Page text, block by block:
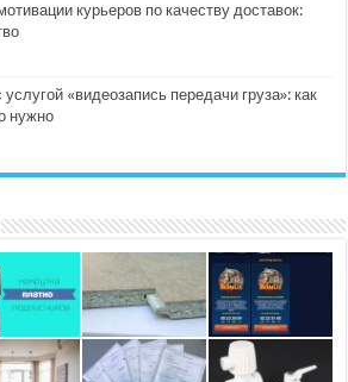
курьеров по качеству доставок:
«видеозапись передачи груза»: как
нужно